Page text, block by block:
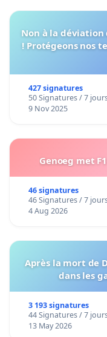
Non à la déviation
! Protégeons nos
427 signatures
50 Signatures / 7
9 Nov 2025
Genoeg met
46 signatures
46 Signatures / 7
4 Aug 2026
Après la mort de
dans les
3 193 signatures
44 Signatures / 7
13 May 2026